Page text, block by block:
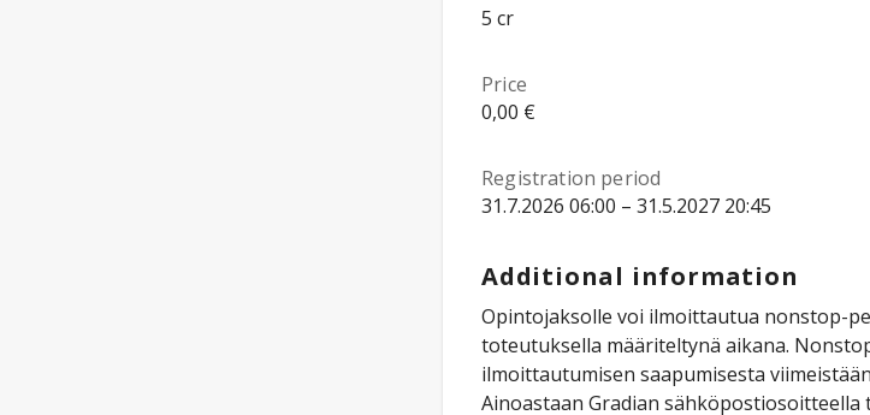
5 cr
Price
0,00 €
Registration period
31.7.2026 06:00 – 31.5.2027 20:45
Additional information
Opintojaksolle voi ilmoittautua nonstop-
toteutuksella määriteltynä aikana.
ilmoittautumisen saapumisesta
Ainoastaan Gradian